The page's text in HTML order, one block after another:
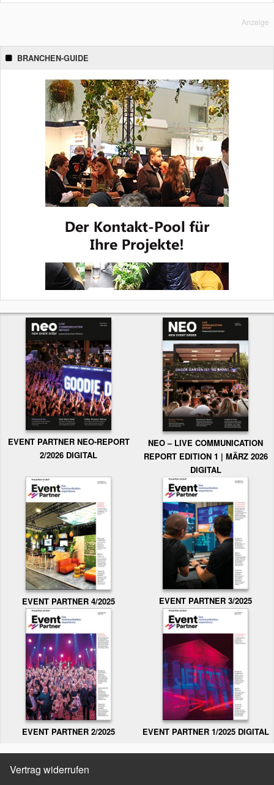
Anzeige
BRANCHEN-GUIDE
EVENT PARTNER NEO-REPORT
2/2026 DIGITAL
NEO – LIVE COMMUNICATION
REPORT EDITION 1 | MÄRZ 2026
DIGITAL
EVENT PARTNER 4/2025 EVENT PARTNER 3/2025
EVENT PARTNER 2/2025 EVENT PARTNER 1/2025 DIGITAL
Vertrag widerrufen